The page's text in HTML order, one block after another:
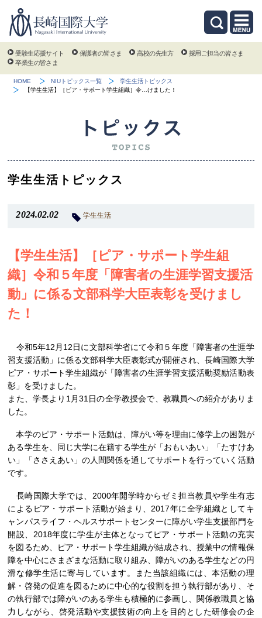
受験生応援サイト 保護者の皆さま 高校の先生方
採用ご担当の皆さま
卒業生の皆さま
HOME NIUトピックス一覧
学生生活トピックス
【学生生活】［ピア・サポート学生組織］令…けました！
学生生活トピックス
2024.02.02 学生生活
【学生生活】［ピア・サポート学生組
織］令和５年度「障害者の生涯学習支援活
動」に係る文部科学大臣表彰を受けまし
た！
令和5年12月12日に文部科学省にて令和５年度「障害者の生涯学
習支援活動」に係る文部科学大臣表彰式が開催され、長崎国際大学
ピア・サポート学生組織が「障害者の生涯学習支援活動奨励活動表
彰」を受けました。
また、学長より1月31日の全学教授会で、教職員への紹介がありま
した。
本学のピア・サポート活動は、障がい等を理由に修学上の困難が
ある学生を、同じ大学に在籍する学生が「おもいあい」「たすけあ
い」「ささえあい」の人間関係を通してサポートを行っていく活動
です。
長崎国際大学では、2000年開学時からゼミ担当教員や学生有志
によるピア・サポート活動が始まり、2017年に全学組織としてキ
ャンパスライフ・ヘルスサポートセンターに障がい学生支援部門を
開設、2018年度に学生が主体となってピア・サポート活動の充実
を図るため、ピア・サポート学生組織が結成され、授業中の情報保
障を中心にさまざまな活動に取り組み、障がいのある学生などの円
滑な修学生活に寄与しています。また当該組織には、本活動の理
解・啓発の促進を図るために中心的な役割を担う執行部があり、そ
の執行部では障がいのある学生も積極的に参画し、関係教職員と協
力しながら、啓発活動や支援技術の向上を目的とした研修会の企